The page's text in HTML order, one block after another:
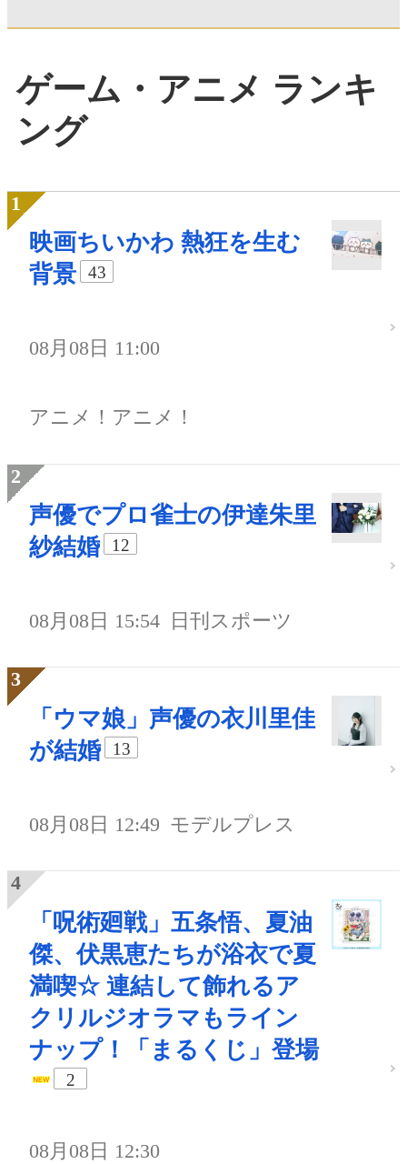
ゲーム・アニメ ランキ
ング
映画ちいかわ 熱狂を生む
背景
43
08月08日 11:00
アニメ！アニメ！
声優でプロ雀士の伊達朱里
紗結婚
12
08月08日 15:54 日刊スポーツ
「ウマ娘」声優の衣川里佳
が結婚
13
08月08日 12:49 モデルプレス
「呪術廻戦」五条悟、夏油
傑、伏黒恵たちが浴衣で夏
満喫☆ 連結して飾れるア
クリルジオラマもライン
ナップ！「まるくじ」登場
2
08月08日 12:30